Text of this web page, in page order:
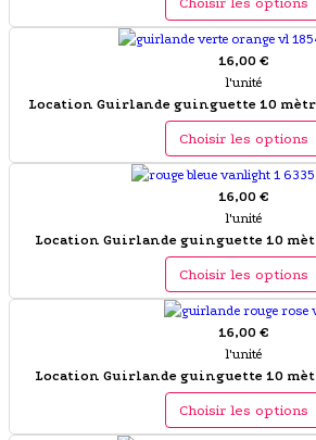
16,00 €
l'unité
Location Guirlande guinguette 10
Choisir les options
16,00 €
l'unité
Location Guirlande guinguette 10
Choisir les options
16,00 €
l'unité
Location Guirlande guinguette 10
Choisir les options